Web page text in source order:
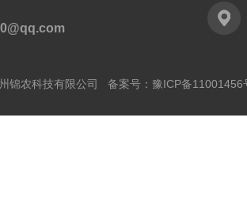
锦农科技有限公司 备案号： 豫ICP备11001456